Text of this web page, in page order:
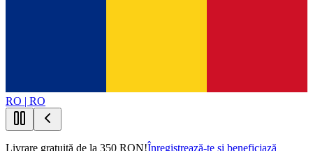
RO | RO
Livrare gratuită de la 350 RON!Înregistrează-te și beneficiază